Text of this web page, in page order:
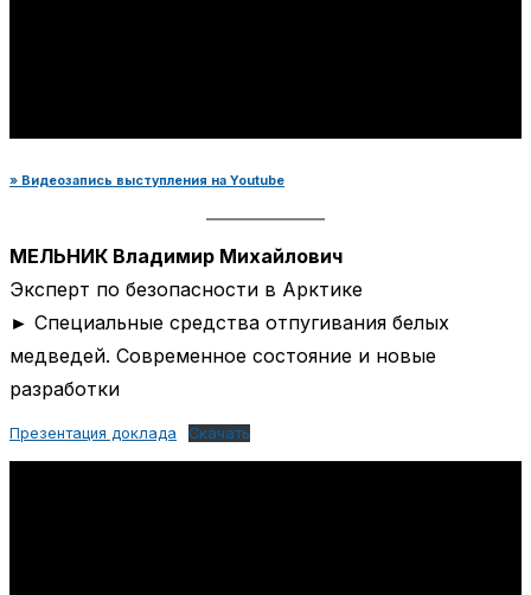
» Видеозапись выступления на Youtube
МЕЛЬНИК Владимир Михайлович
Эксперт по безопасности в Арктике
► Специальные средства отпугивания белых
медведей. Современное состояние и новые
разработки
Презентация доклада Скачать